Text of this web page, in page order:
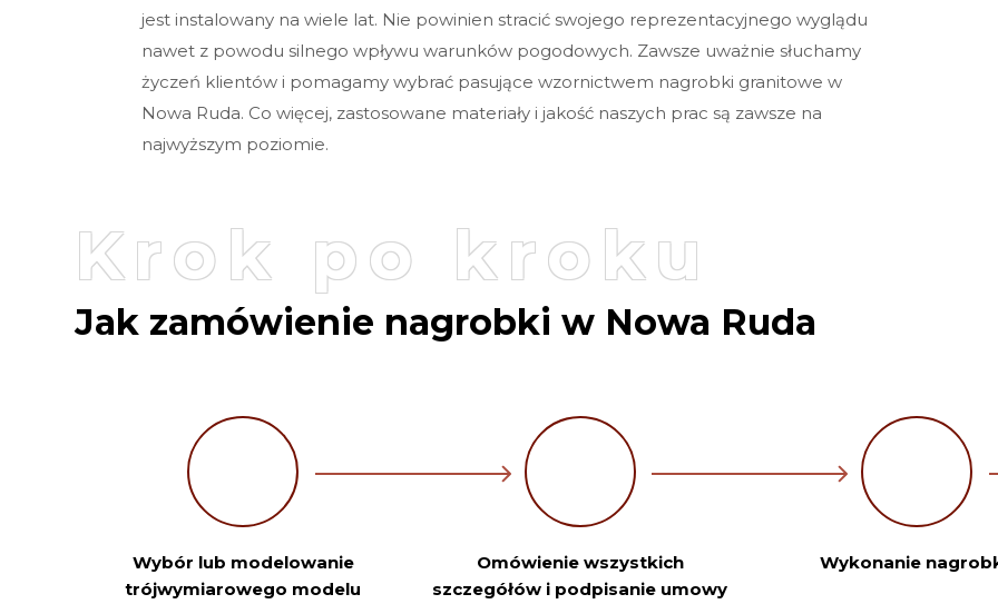
jest instalowany na wiele lat. Nie powinien stracić swojego reprezentacyjnego wyglądu
nawet z powodu silnego wpływu warunków pogodowych. Zawsze uważnie słuchamy
życzeń klientów i pomagamy wybrać pasujące wzornictwem nagrobki granitowe w
Nowa Ruda. Co więcej, zastosowane materiały i jakość naszych prac są zawsze na
najwyższym poziomie.
Krok po kroku
Jak zamówienie nagrobki w Nowa Ruda
Wybór lub modelowanie
trójwymiarowego modelu
Omówienie wszystkich
szczegółów i podpisanie umowy
Wykonanie
Klikając przycisk „Prześlij”, akceptuję ogólne warunki. Rozumiem, że moje
dane osobowe będą wykorzystywane zgodnie z polityką prywatności,
polityką plików cookie i podobnymi technologiami.